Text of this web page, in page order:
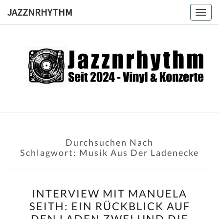
JAZZNRHYTHM
Seit
2024 –
Durchsuchen Nach
Schlagwort: Musik Aus Der Ladenecke
MIT
MANUELA
INTERVIEW MIT MANUELA
SEITH: EIN RÜCKBLICK AUF